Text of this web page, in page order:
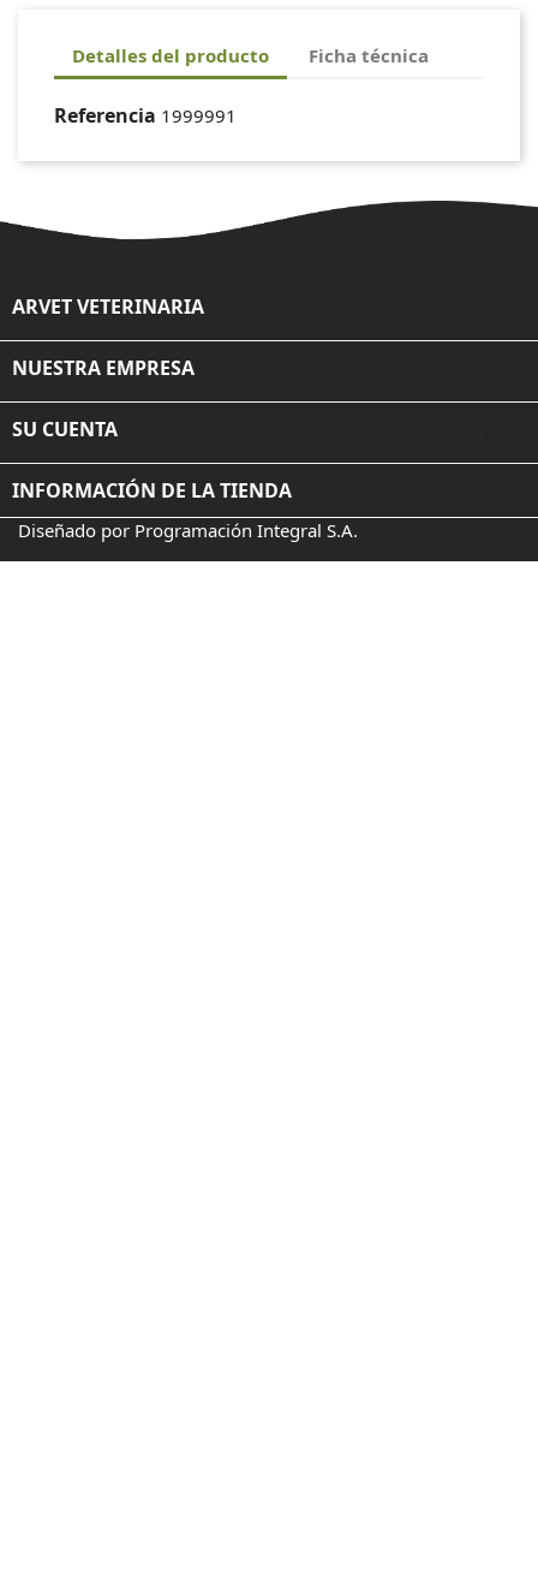
Detalles del producto Ficha técnica
Referencia 1999991
ARVET VETERINARIA
NUESTRA EMPRESA
SU CUENTA
INFORMACIÓN DE LA TIENDA
Diseñado por Programación Integral S.A.